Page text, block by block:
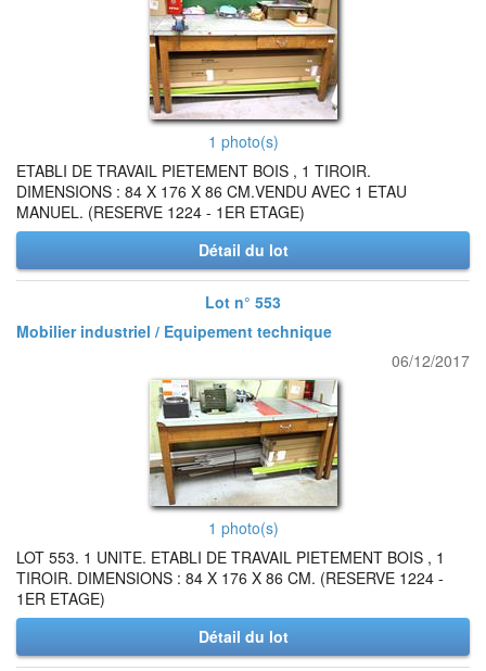
1 photo(s)
ETABLI DE TRAVAIL PIETEMENT BOIS , 1 TIROIR.
DIMENSIONS : 84 X 176 X 86 CM.VENDU AVEC 1 ETAU
MANUEL. (RESERVE 1224 - 1ER ETAGE)
Détail du lot
Lot n° 553
Mobilier industriel / Equipement technique
06/12/2017
1 photo(s)
LOT 553. 1 UNITE. ETABLI DE TRAVAIL PIETEMENT BOIS , 1
TIROIR. DIMENSIONS : 84 X 176 X 86 CM. (RESERVE 1224 -
1ER ETAGE)
Détail du lot